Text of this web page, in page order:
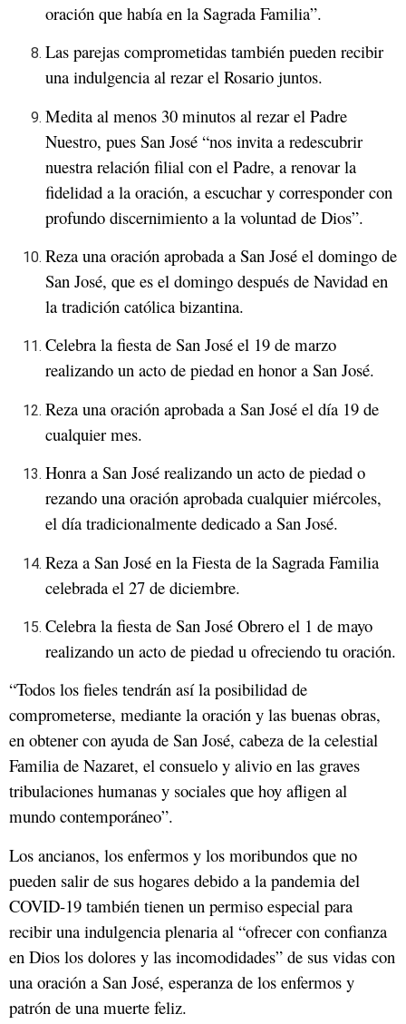
oración que había en la Sagrada Familia”.
Las parejas comprometidas también pueden recibir
una indulgencia al rezar el Rosario juntos.
Medita al menos 30 minutos al rezar el Padre
Nuestro, pues San José “nos invita a redescubrir
nuestra relación filial con el Padre, a renovar la
fidelidad a la oración, a escuchar y corresponder con
profundo discernimiento a la voluntad de Dios”.
Reza una oración aprobada a San José el domingo de
San José, que es el domingo después de Navidad en
la tradición católica bizantina.
Celebra la fiesta de San José el 19 de marzo
realizando un acto de piedad en honor a San José.
Reza una oración aprobada a San José el día 19 de
cualquier mes.
Honra a San José realizando un acto de piedad o
rezando una oración aprobada cualquier miércoles,
el día tradicionalmente dedicado a San José.
Reza a San José en la Fiesta de la Sagrada Familia
celebrada el 27 de diciembre.
Celebra la fiesta de San José Obrero el 1 de mayo
realizando un acto de piedad u ofreciendo tu oración.
“Todos los fieles tendrán así la posibilidad de
comprometerse, mediante la oración y las buenas obras,
en obtener con ayuda de San José, cabeza de la celestial
Familia de Nazaret, el consuelo y alivio en las graves
tribulaciones humanas y sociales que hoy afligen al
mundo contemporáneo”.
Los ancianos, los enfermos y los moribundos que no
pueden salir de sus hogares debido a la pandemia del
COVID-19 también tienen un permiso especial para
recibir una indulgencia plenaria al “ofrecer con confianza
en Dios los dolores y las incomodidades” de sus vidas con
una oración a San José, esperanza de los enfermos y
patrón de una muerte feliz.